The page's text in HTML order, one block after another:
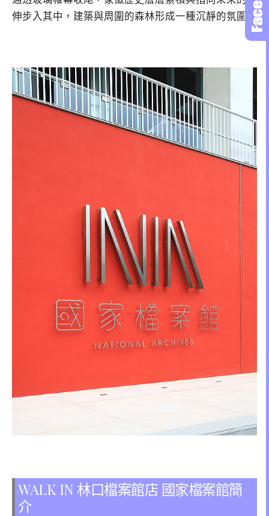
伸步入其中，建築與周圍的森林形成一種沉靜的氛圍。
WALK IN 林口檔案館店 國家檔案館簡
介